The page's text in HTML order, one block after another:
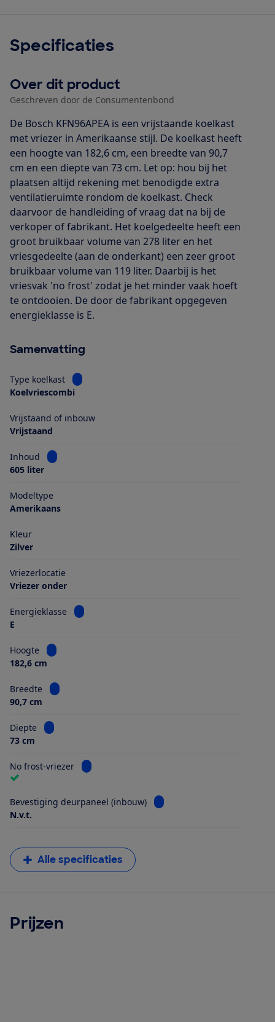
Specificaties
Over dit product
Geschreven door de Consumentenbond
De Bosch KFN96APEA is een vrijstaande koelkast
met vriezer in Amerikaanse stijl. De koelkast heeft
een hoogte van 182,6 cm, een breedte van 90,7
cm en een diepte van 73 cm. Let op: hou bij het
plaatsen altijd rekening met benodigde extra
ventilatieruimte rondom de koelkast. Check
daarvoor de handleiding of vraag dat na bij de
verkoper of fabrikant. Het koelgedeelte heeft een
groot bruikbaar volume van 278 liter en het
vriesgedeelte (aan de onderkant) een zeer groot
bruikbaar volume van 119 liter. Daarbij is het
vriesvak 'no frost' zodat je het minder vaak hoeft
te ontdooien. De door de fabrikant opgegeven
energieklasse is E.
Samenvatting
Type koelkast
Bekijk informatie voor Type koelkast
Koelvriescombi
Vrijstaand of inbouw
Vrijstaand
Inhoud
Bekijk informatie voor Inhoud
605 liter
Modeltype
Amerikaans
Kleur
Zilver
Vriezerlocatie
Vriezer onder
Energieklasse
Bekijk informatie voor Energieklasse
E
Hoogte
Bekijk informatie voor Hoogte
182,6 cm
Breedte
Bekijk informatie voor Breedte
90,7 cm
Diepte
Bekijk informatie voor Diepte
73 cm
No frost-vriezer Bekijk informatie voor No frost-vriezer
Bevestiging deurpaneel (inbouw)
Bekijk informatie voor
N.v.t.
Alle specificaties
Prijzen